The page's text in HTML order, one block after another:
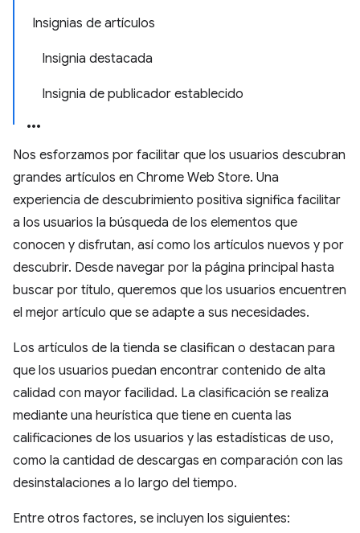
Insignias de artículos
Insignia destacada
Insignia de publicador establecido
Nos esforzamos por facilitar que los usuarios descubran
grandes artículos en Chrome Web Store. Una
experiencia de descubrimiento positiva significa facilitar
a los usuarios la búsqueda de los elementos que
conocen y disfrutan, así como los artículos nuevos y por
descubrir. Desde navegar por la página principal hasta
buscar por título, queremos que los usuarios encuentren
el mejor artículo que se adapte a sus necesidades.
Los artículos de la tienda se clasifican o destacan para
que los usuarios puedan encontrar contenido de alta
calidad con mayor facilidad. La clasificación se realiza
mediante una heurística que tiene en cuenta las
calificaciones de los usuarios y las estadísticas de uso,
como la cantidad de descargas en comparación con las
desinstalaciones a lo largo del tiempo.
Entre otros factores, se incluyen los siguientes: